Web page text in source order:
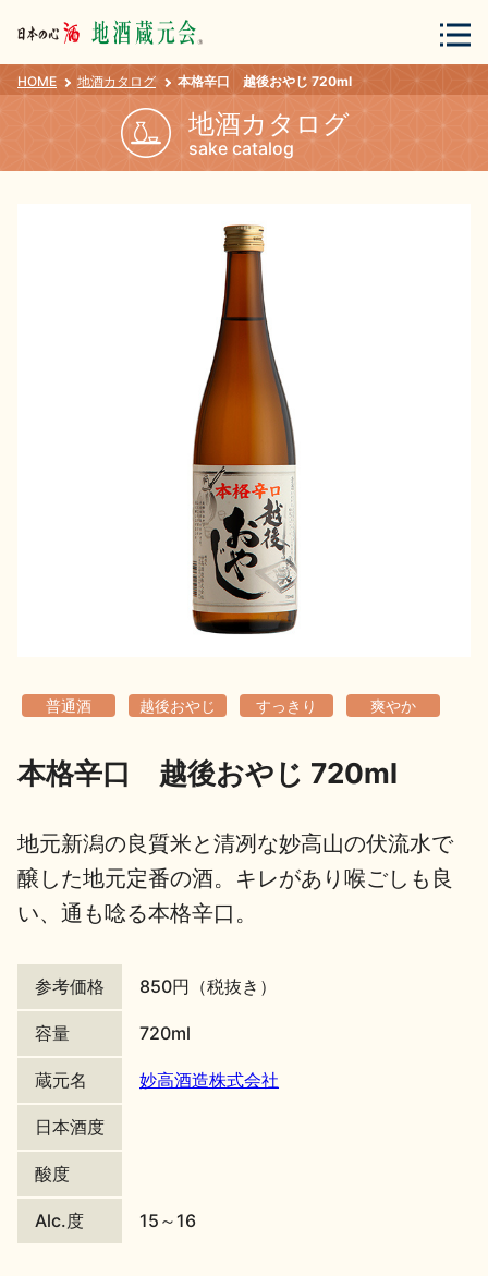
会員登録 ログイン
地酒カタログ
地酒解体新書
歳時記 地酒蔵元会検定
地酒川柳
HOME 地酒カタログ 本格辛口 越後おやじ 720ml
地酒カタログ
sake catalog
普通酒 越後おやじ すっきり 爽やか
本格辛口 越後おやじ 720ml
地元新潟の良質米と清冽な妙高山の伏流水で
醸した地元定番の酒。キレがあり喉ごしも良
い、通も唸る本格辛口。
参考価格 850円（税抜き）
容量 720ml
蔵元名 妙高酒造株式会社
日本酒度
酸度
Alc.度 15～16